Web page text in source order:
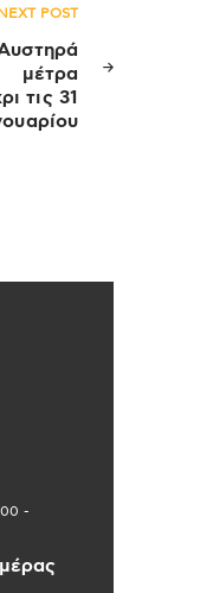
POST
μέτρα
τις 31
-